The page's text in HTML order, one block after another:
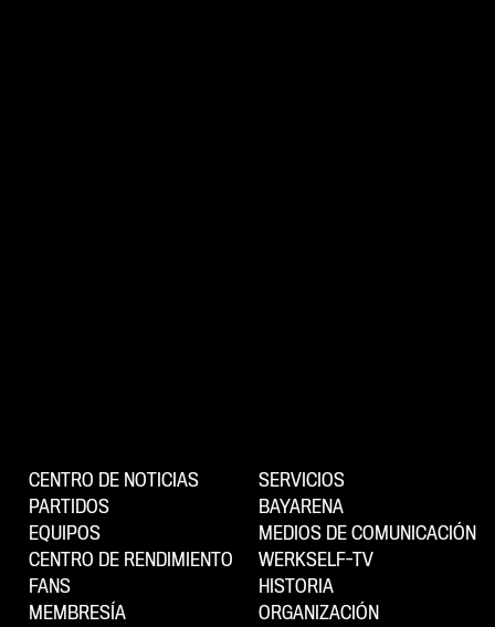
CENTRO DE NOTICIAS
PARTIDOS
EQUIPOS
CENTRO DE RENDIMIENTO
FANS
MEMBRESÍA
SERVICIOS
BAYARENA
MEDIOS DE COMUNICACIÓN
WERKSELF-TV
HISTORIA
ORGANIZACIÓN